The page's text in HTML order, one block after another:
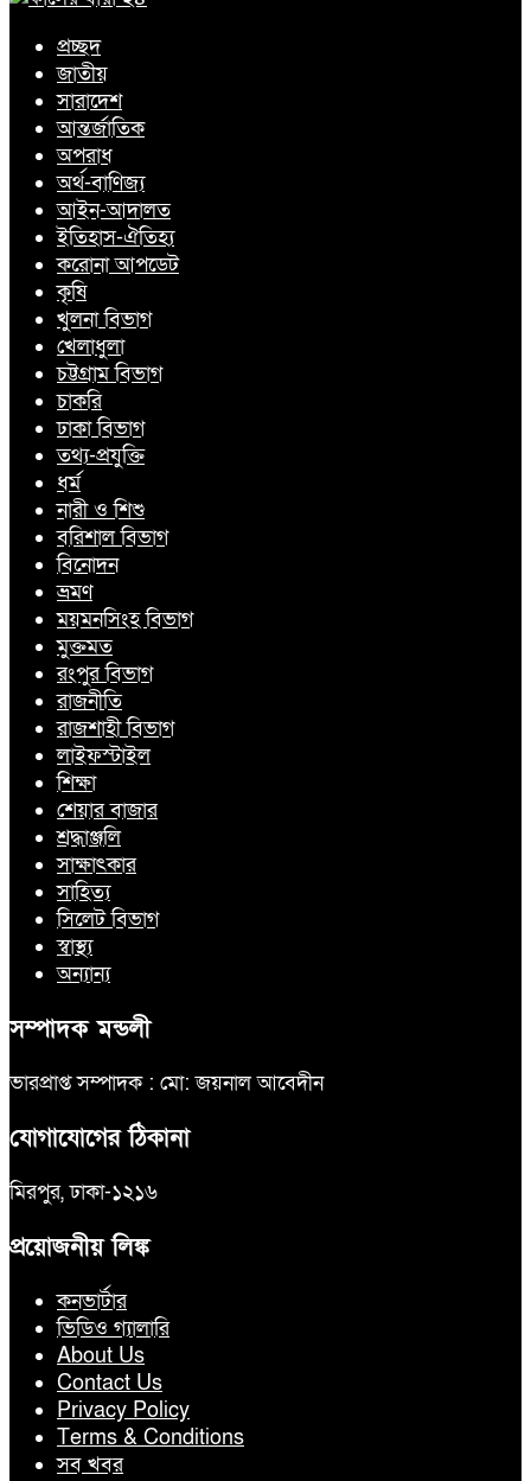
প্রচ্ছদ
জাতীয়
সারাদেশ
আন্তর্জাতিক
অপরাধ
অর্থ-বাণিজ্য
আইন-আদালত
ইতিহাস-ঐতিহ্য
করোনা আপডেট
কৃষি
খুলনা বিভাগ
খেলাধুলা
চট্টগ্রাম বিভাগ
চাকরি
ঢাকা বিভাগ
তথ্য-প্রযুক্তি
ধর্ম
নারী ও শিশু
বরিশাল বিভাগ
বিনোদন
ভ্রমণ
ময়মনসিংহ বিভাগ
মুক্তমত
রংপুর বিভাগ
রাজনীতি
রাজশাহী বিভাগ
লাইফস্টাইল
শিক্ষা
শেয়ার বাজার
শ্রদ্ধাঞ্জলি
সাক্ষাৎকার
সাহিত্য
সিলেট বিভাগ
স্বাস্থ্য
অন্যান্য
সম্পাদক মন্ডলী
ভারপ্রাপ্ত সম্পাদক : মো: জয়নাল আবেদীন
যোগাযোগের ঠিকানা
মিরপুর, ঢাকা-১২১৬
প্রয়োজনীয় লিঙ্ক
কনভার্টার
ভিডিও গ্যালারি
About Us
Contact Us
Privacy Policy
Terms & Conditions
সব খবর